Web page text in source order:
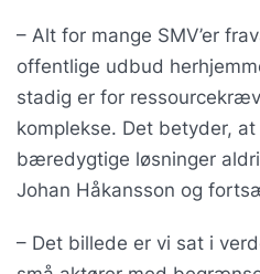
– Alt for mange SMV’er
offentlige udbud
stadig er for
komplekse. Det betyder,
bæredygtige løsninger
Johan Håkansson og
– Det billede er vi sat i